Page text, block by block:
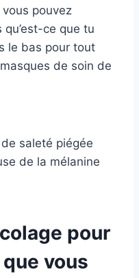
pouvez
ce que tu
le bas pour tout
de soin de
saleté piégée
de la mélanine
pour
vous